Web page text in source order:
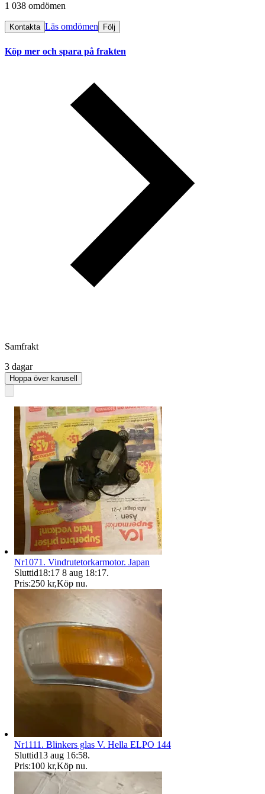
1 038 omdömen
Kontakta Läs omdömen Följ
Köp mer och spara på frakten
Samfrakt
3 dagar
Hoppa över karusell
Nr1071. Vindrutetorkarmotor. Japan
Sluttid18:17 8 aug 18:17.
Pris:250 kr,Köp nu.
Nr1111. Blinkers glas V. Hella ELPO 144
Sluttid13 aug 16:58.
Pris:100 kr,Köp nu.